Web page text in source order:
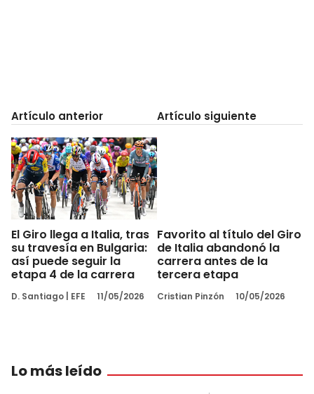
Artículo anterior
El Giro llega a Italia, tras
su travesía en Bulgaria:
así puede seguir la
etapa 4 de la carrera
D. Santiago EFE 11/05/2026
Artículo siguiente
Favorito al título del Giro
de Italia abandonó la
carrera antes de la
tercera etapa
Cristian Pinzón 10/05/2026
Lo más leído